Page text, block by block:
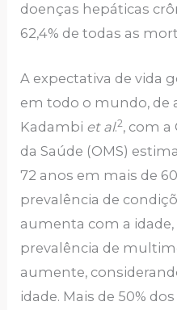
doenças hepáticas
62,4% de todas as
A expectativa de vida
em todo o mundo, de
Kadambi et al.2, com a
da Saúde (OMS)
72 anos em mais de
prevalência de
aumenta com a idade,
prevalência de
aumente,
idade. Mais de 50%